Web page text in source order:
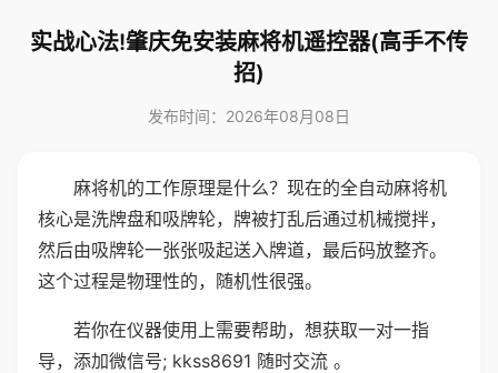
实战心法!肇庆免安装麻将机遥控器(高手不传
招)
发布时间：2026年08月08日
麻将机的工作原理是什么？现在的全自动麻将机
核心是洗牌盘和吸牌轮，牌被打乱后通过机械搅拌，
然后由吸牌轮一张张吸起送入牌道，最后码放整齐。
这个过程是物理性的，随机性很强。
若你在仪器使用上需要帮助，想获取一对一指
导，添加微信号; kkss8691 随时交流 。